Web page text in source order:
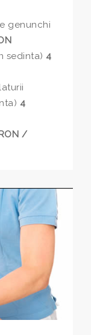
genunchi
sedinta) 4
4
/